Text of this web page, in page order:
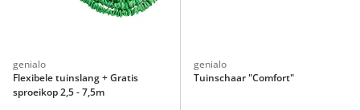
genialo
Flexibele tuinslang + Gratis
sproeikop 2,5 - 7,5m
genialo
Tuinschaar "Comfort"